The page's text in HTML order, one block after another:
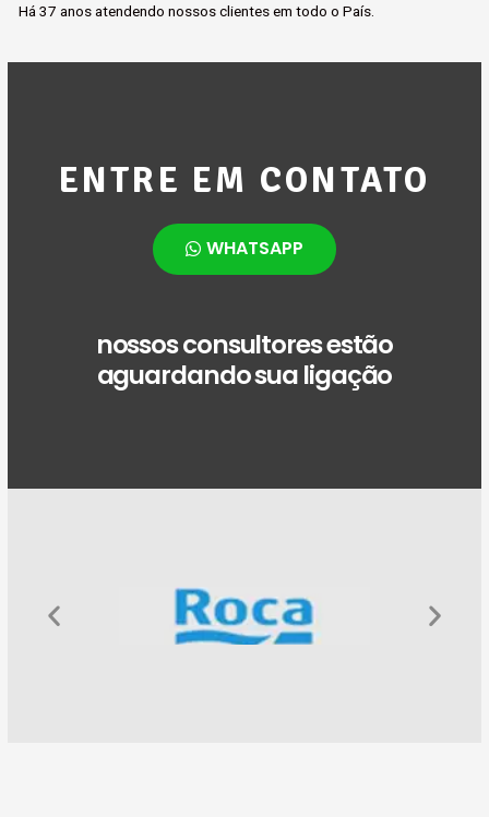
Há 37 anos atendendo nossos clientes em todo o País.
ENTRE EM CONTATO
WHATSAPP
nossos consultores estão
aguardando sua ligação